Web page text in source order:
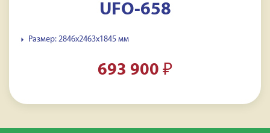
UFO-658
Размер: 2846х2463х1845 мм
693 900 ₽